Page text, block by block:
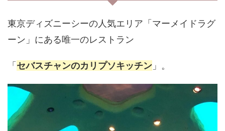
東京ディズニーシーの人気エリア「マーメイドラグ
ーン」にある唯一のレストラン
「 セバスチャンのカリプソキッチン 」。